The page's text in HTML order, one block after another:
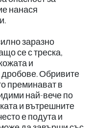
нанася
заразно
се с треска,
и
Обривите
преминават в
най-вече по
и вътрешните
е подута и